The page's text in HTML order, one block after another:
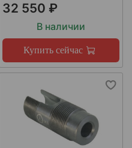
32 550 ₽
В наличии
Купить сейчас